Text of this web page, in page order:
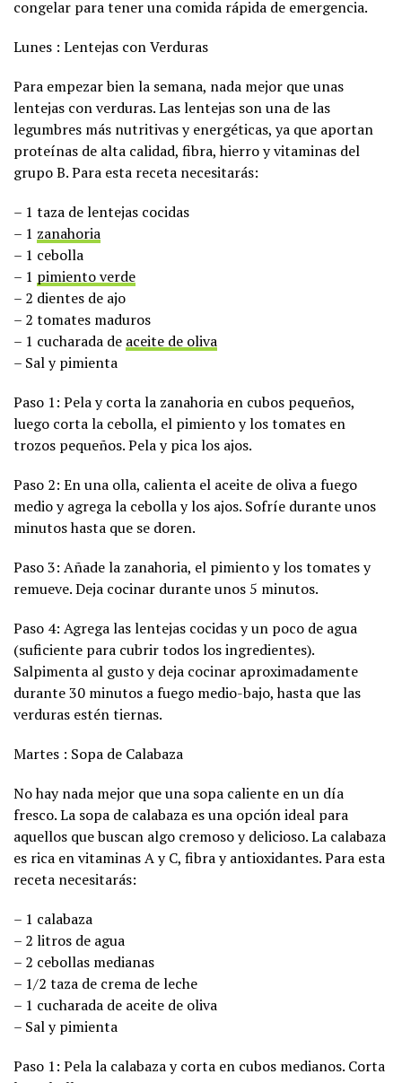
congelar para tener una comida rápida de emergencia.
Lunes : Lentejas con Verduras
Para empezar bien la semana, nada mejor que unas
lentejas con verduras. Las lentejas son una de las
legumbres más nutritivas y energéticas, ya que aportan
proteínas de alta calidad, fibra, hierro y vitaminas del
grupo B. Para esta receta necesitarás:
– 1 taza de lentejas cocidas
– 1 zanahoria
– 1 cebolla
– 1 pimiento verde
– 2 dientes de ajo
– 2 tomates maduros
– 1 cucharada de aceite de oliva
– Sal y pimienta
Paso 1: Pela y corta la zanahoria en cubos pequeños,
luego corta la cebolla, el pimiento y los tomates en
trozos pequeños. Pela y pica los ajos.
Paso 2: En una olla, calienta el aceite de oliva a fuego
medio y agrega la cebolla y los ajos. Sofríe durante unos
minutos hasta que se doren.
Paso 3: Añade la zanahoria, el pimiento y los tomates y
remueve. Deja cocinar durante unos 5 minutos.
Paso 4: Agrega las lentejas cocidas y un poco de agua
(suficiente para cubrir todos los ingredientes).
Salpimenta al gusto y deja cocinar aproximadamente
durante 30 minutos a fuego medio-bajo, hasta que las
verduras estén tiernas.
Martes : Sopa de Calabaza
No hay nada mejor que una sopa caliente en un día
fresco. La sopa de calabaza es una opción ideal para
aquellos que buscan algo cremoso y delicioso. La calabaza
es rica en vitaminas A y C, fibra y antioxidantes. Para esta
receta necesitarás:
– 1 calabaza
– 2 litros de agua
– 2 cebollas medianas
– 1/2 taza de crema de leche
– 1 cucharada de aceite de oliva
– Sal y pimienta
Paso 1: Pela la calabaza y corta en cubos medianos. Corta